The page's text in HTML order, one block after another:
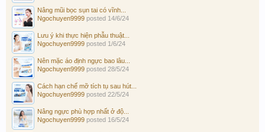
Nâng mũi bọc sụn tai có vĩnh...
Ngochuyen9999 posted 14/6/24
Lưu ý khi thực hiện phẫu thuật...
Ngochuyen9999 posted 1/6/24
Nên mặc áo định ngực bao lâu...
Ngochuyen9999 posted 28/5/24
Cách hạn chế mỡ tích tụ sau hút...
Ngochuyen9999 posted 22/5/24
Nâng ngực phù hợp nhất ở độ...
Ngochuyen9999 posted 16/5/24